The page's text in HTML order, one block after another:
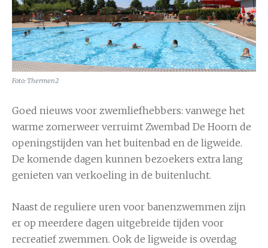
Foto: Thermen2
Goed nieuws voor zwemliefhebbers: vanwege het
warme zomerweer verruimt Zwembad De Hoorn de
openingstijden van het buitenbad en de ligweide.
De komende dagen kunnen bezoekers extra lang
genieten van verkoeling in de buitenlucht.
Naast de reguliere uren voor banenzwemmen zijn
er op meerdere dagen uitgebreide tijden voor
recreatief zwemmen. Ook de ligweide is overdag